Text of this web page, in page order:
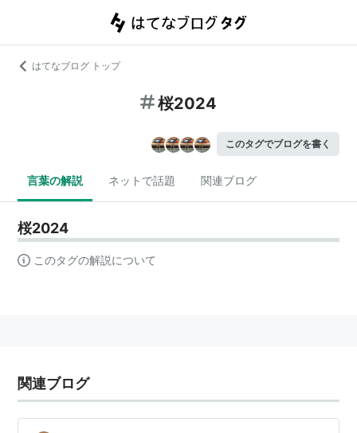
はてなブログ トップ
桜2024
このタグでブログを書く
言葉の解説 ネットで話題 関連ブログ
桜2024
このタグの解説について
関連ブログ